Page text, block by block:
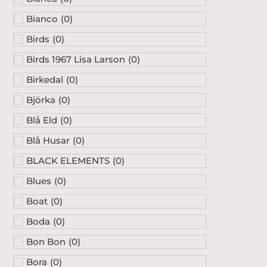
Bianco (0)
Birds (0)
Birds 1967 Lisa Larson (0)
Birkedal (0)
Björka (0)
Blå Eld (0)
Blå Husar (0)
BLACK ELEMENTS (0)
Blues (0)
Boat (0)
Boda (0)
Bon Bon (0)
Bora (0)